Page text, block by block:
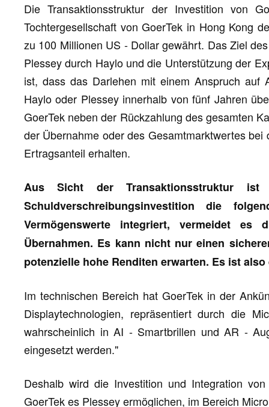
Die Transaktionsstruktur der Investition von
Tochtergesellschaft von GoerTek in Hong Kong
zu 100 Millionen US - Dollar gewährt. Das Ziel
Plessey durch Haylo und die Unterstützung der
ist, dass das Darlehen mit einem Anspruch auf
Haylo oder Plessey innerhalb von fünf Jahren
GoerTek neben der Rückzahlung des gesamten
der Übernahme oder des Gesamtmarktwertes
Ertragsanteil erhalten.
Aus Sicht der Transaktionsstruktur
Schuldverschreibungsinvestition die
Vermögenswerte integriert, vermeidet es
Übernahmen. Es kann nicht nur einen
potenzielle hohe Renditen erwarten. Es ist
Im technischen Bereich hat GoerTek in der
Displaytechnologien, repräsentiert durch die
wahrscheinlich in AI - Smartbrillen und AR -
eingesetzt werden."
Deshalb wird die Investition und Integration
GoerTek es Plessey ermöglichen, im Bereich